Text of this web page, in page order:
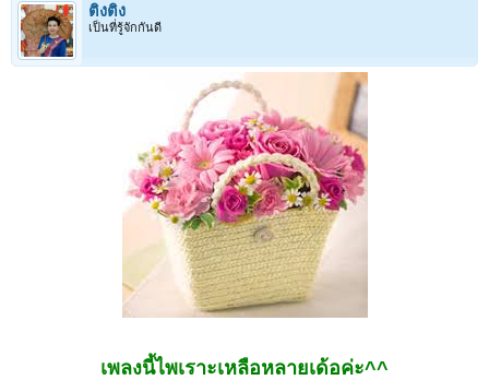
ติงติง
เป็นที่รู้จักกันดี
เพลงนี้ไพเราะเหลือหลายเด้อค่ะ^^